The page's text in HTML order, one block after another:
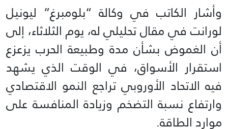
وأشار الكاتب في وكالة “بلومبرغ” ليونيل
لورانت في مقال تحليلي له، يوم الثلاثاء، إلى
أن الغموض بشأن مدة وطبيعة الحرب يزعزع
استقرار الأسواق، في الوقت الذي يشهد
فيه الاتحاد الأوروبي تراجع النمو الاقتصادي
وارتفاع نسبة التضخم وزيادة المنافسة على
موارد الطاقة.